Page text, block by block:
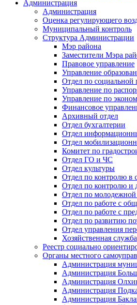
Администрация
Администрация
Оценка регулирующего
Муниципальный контроль
Структура Администрации
Мэр района
Заместители Мэра
Правовое управление
Управление
Отдел по социальной
Управление по
Управление по
Финансовое
Архивный отдел
Отдел бухгалтерии
Отдел
Отдел
Комитет по
Отдел ГО и ЧС
Отдел культуры
Отдел по контролю в
Отдел по контролю и
Отдел по
Отдел по работе с
Отдел по работе с
Отдел по развитию
Отдел управления
Хозяйственная служба
Реестр социально
Органы местного
Администрация
Администрация
Администрация
Администрация
Администрация